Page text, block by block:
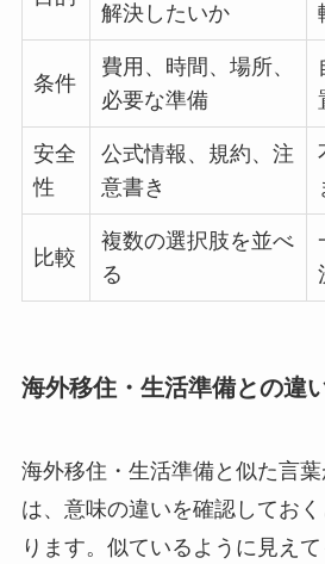
解決したいか
条件
費用、時間、場所、
必要な準備
安全
性
公式情報、規約、注
意書き
比較
複数の選択肢を並べ
る
海外移住・生活準備との違
海外移住・生活準備と似た言
は、意味の違いを確認してお
ります。似ているように見え